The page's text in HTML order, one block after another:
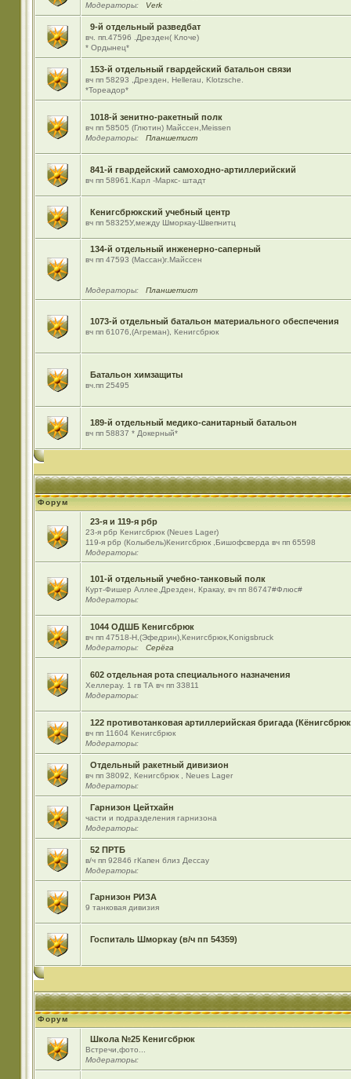
Модераторы:
Verk
9-й отдельный разведбат
вч. пп.47596 .Дрезден( Клоче)
* Ордынец*
153-й отдельный гвардейский батальон связи
вч пп 58293 ,Дрезден, Hellerau, Klotzsche.
*Тореадор*
1018-й зенитно-ракетный полк
вч пп 58505 (Глютин) Майсcен,Meissen
Модераторы:
Планшетист
841-й гвардейский самоходно-артиллерийский
вч пп 58961.Карл -Маркс- штадт
Кенигсбрюкский учебный центр
вч пп 58325У,между Шморкау-Швепнитц
134-й отдельный инженерно-саперный
вч пп 47593 (Массан)г.Майссен
Модераторы: Планшетист
1073-й отдельный батальон материального обеспечения
вч пп 61076,(Агреман), Кенигсбрюк
Батальон химзащиты
вч.пп 25495
189-й отдельный медико-санитарный батальон
вч пп 58837 * Докерный*
Форум
23-я и 119-я рбр
23-я рбр Кенигсбрюк (Neues Lager)
119-я рбр (Колыбель)Кенигсбрюк ,Бишофсверда вч пп 65598
Модераторы:
101-й отдельный учебно-танковый полк
Курт-Фишер Аллее,Дрезден, Кракау, вч пп 86747#Флюс#
Модераторы:
1044 ОДШБ Кенигсбрюк
вч пп 47518-Н,(Эфедрин),Кенигсбрюк,Konigsbruck
Модераторы:
Серёга
602 отдельная рота специального назначения
Хеллерау. 1 гв ТА вч пп 33811
Модераторы:
122 противотанковая артиллерийская бригада
вч пп 11604 Кенигсбрюк
Модераторы:
Отдельный ракетный дивизион
вч пп 38092, Кенигсбрюк , Neues Lager
Модераторы:
Гарнизон Цейтхайн
части и подразделения гарнизона
Модераторы:
52 ПРТБ
в/ч пп 92846 гКапен близ Дессау
Модераторы:
Гарнизон РИЗА
9 танковая дивизия
Госпиталь Шморкау (в/ч пп 54359)
Форум
Школа №25 Кенигсбрюк
Встречи,фото...
Модераторы: